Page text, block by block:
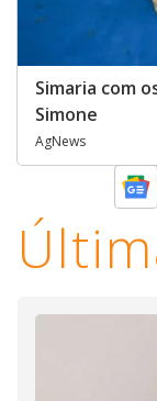
Simaria com
Simone
AgNews